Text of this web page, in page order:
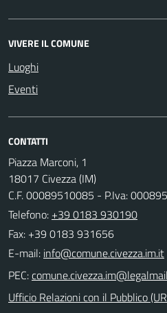
VIVERE IL COMUNE
Luoghi
Eventi
CONTATTI
Piazza Marconi, 1
18017 Civezza (IM)
C.F. 00089510085 - P.Iva:
Telefono: +39 0183 930190
Fax: +39 0183 931656
E-mail:
PEC:
Ufficio Relazioni con il Pubblico